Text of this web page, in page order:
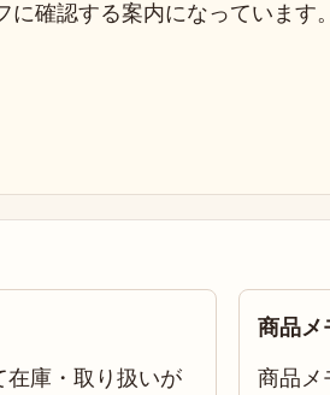
確認する案内になっていま
在庫・取り扱いが
商品メ
商品メ